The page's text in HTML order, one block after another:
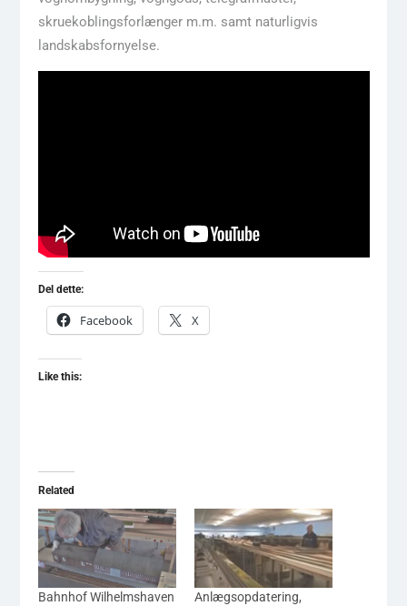
skruekoblingsforlænger m.m. samt naturligvis
landskabsfornyelse.
Del dette:
Facebook X
Like this:
Related
Bahnhof Wilhelmshaven
Anlægsopdatering,